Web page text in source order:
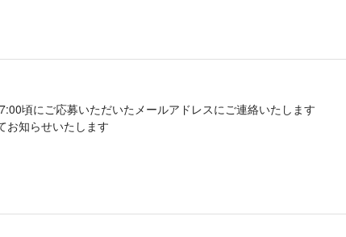
頃にご応募いただいたメールアドレスにご連絡いたします
お知らせいたします